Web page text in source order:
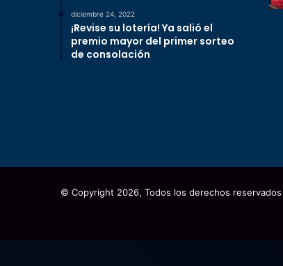
diciembre 24, 2022
¡Revise su lotería! Ya salió el
premio mayor del primer sorteo
de consolación
© Copyright 2026, Todos los derechos